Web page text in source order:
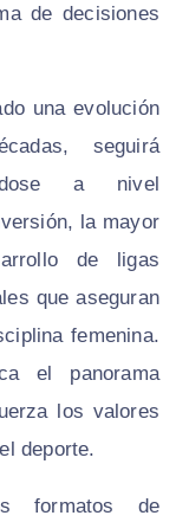
de decisiones
una evolución
seguirá
a nivel
la mayor
de ligas
que aseguran
femenina.
el panorama
los valores
deporte.
formatos de